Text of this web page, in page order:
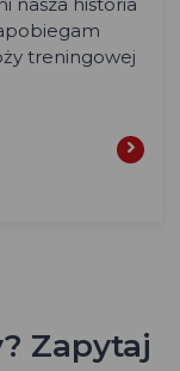
treningowej
Zapytaj